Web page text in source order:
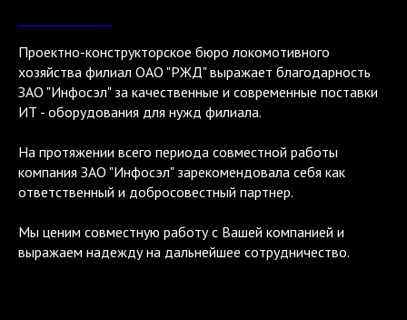
Проектно-конструкторское бюро локомотивного
хозяйства филиал ОАО "РЖД" выражает благодарность
ЗАО "Инфосэл" за качественные и современные поставки
ИТ - оборудования для нужд филиала.
На протяжении всего периода совместной работы
компания ЗАО "Инфосэл" зарекомендовала себя как
ответственный и добросовестный партнер.
Мы ценим совместную работу с Вашей компанией и
выражаем надежду на дальнейшее сотрудничество.